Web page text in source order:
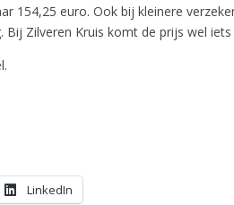
154,25 euro. Ook bij kleinere
Bij Zilveren Kruis komt de prijs wel
LinkedIn